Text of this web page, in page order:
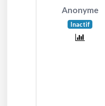
Anonyme
Inactif